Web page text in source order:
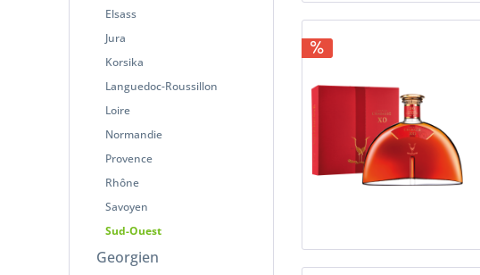
Elsass
Jura
Korsika
Languedoc-Roussillon
Loire
Normandie
Provence
Rhône
Savoyen
Sud-Ouest
Georgien